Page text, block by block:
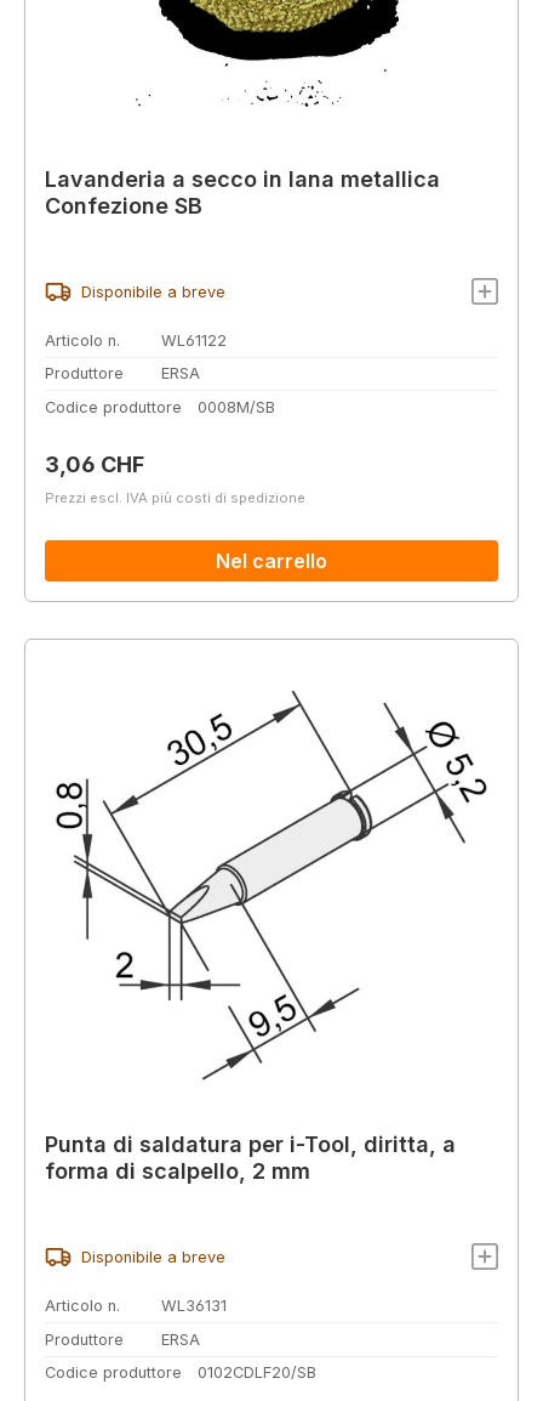
Lavanderia a secco in lana metallica
Confezione SB
Disponibile a breve
Articolo n.
WL61122
Produttore
ERSA
Codice produttore
0008M/SB
Prezzo normale:
3,06 CHF
Prezzi escl. IVA più costi di spedizione
Nel carrello
Punta di saldatura per i-Tool, diritta, a
forma di scalpello, 2 mm
Disponibile a breve
Articolo n.
WL36131
Produttore
ERSA
Codice produttore
0102CDLF20/SB